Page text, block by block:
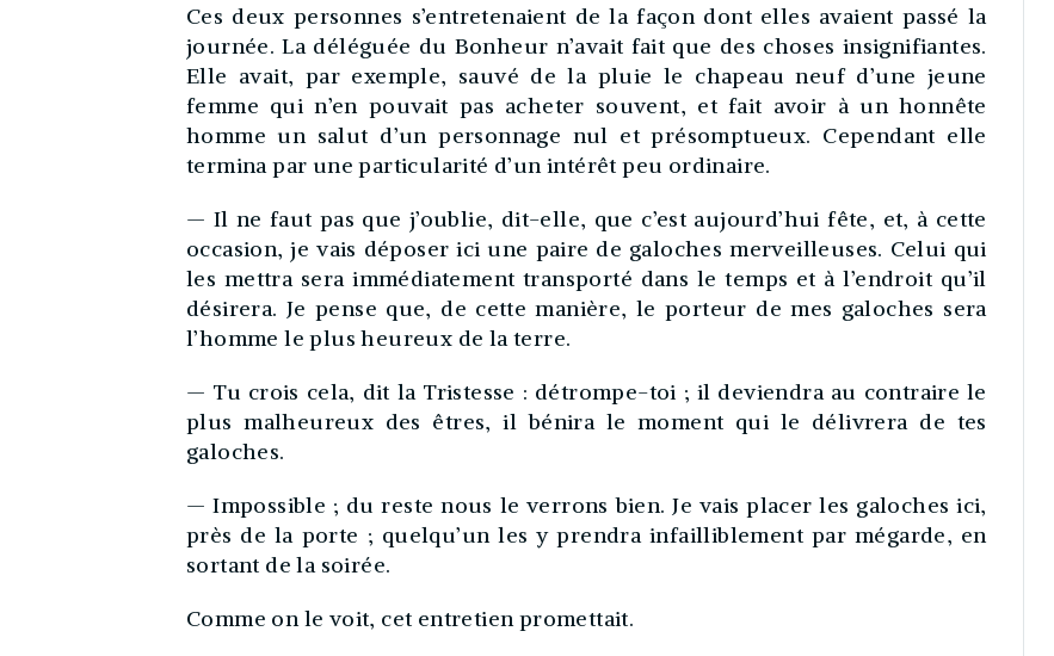
Ces deux personnes s’entretenaient de la façon dont elles avaient passé la
journée. La déléguée du Bonheur n’avait fait que des choses insignifiantes.
Elle avait, par exemple, sauvé de la pluie le chapeau neuf d’une jeune
femme qui n’en pouvait pas acheter souvent, et fait avoir à un honnête
homme un salut d’un personnage nul et présomptueux. Cependant elle
termina par une particularité d’un intérêt peu ordinaire.
— Il ne faut pas que j’oublie, dit-elle, que c’est aujourd’hui fête, et, à cette
occasion, je vais déposer ici une paire de galoches merveilleuses. Celui qui
les mettra sera immédiatement transporté dans le temps et à l’endroit qu’il
désirera. Je pense que, de cette manière, le porteur de mes galoches sera
l’homme le plus heureux de la terre.
— Tu crois cela, dit la Tristesse : détrompe-toi ; il deviendra au contraire le
plus malheureux des êtres, il bénira le moment qui le délivrera de tes
galoches.
— Impossible ; du reste nous le verrons bien. Je vais placer les galoches ici,
près de la porte ; quelqu’un les y prendra infailliblement par mégarde, en
sortant de la soirée.
Comme on le voit, cet entretien promettait.